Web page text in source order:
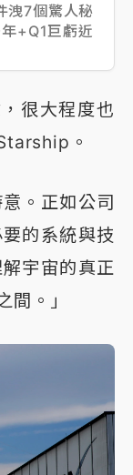
洩7個驚人秘
+Q1巨虧近
很大程度也
。
。正如公司
的系統與技
宇宙的真正
。」